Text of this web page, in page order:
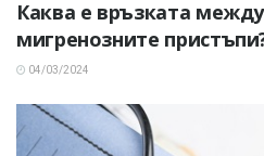
Каква е връзката
мигренозните
04/03/2024